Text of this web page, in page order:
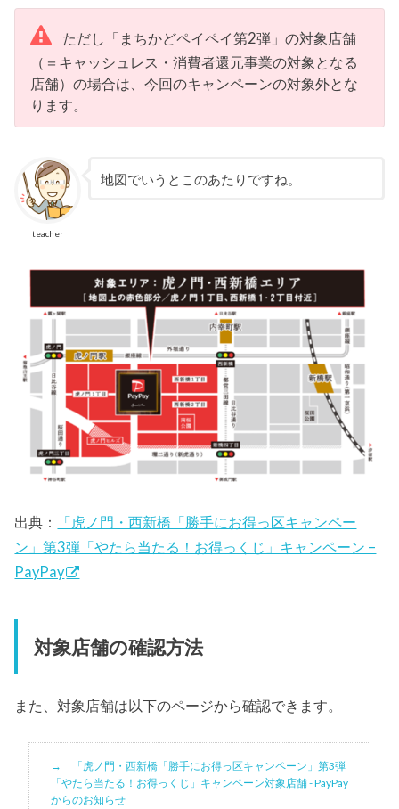
ただし「まちかどペイペイ第2弾」の対象店舗
（＝キャッシュレス・消費者還元事業の対象となる
店舗）の場合は、今回のキャンペーンの対象外とな
ります。
teacher
地図でいうとこのあたりですね。
出典：
「虎ノ門・西新橋「勝手にお得っ区キャンペー
ン」第3弾「やたら当たる！お得っくじ」キャンペーン –
PayPay
対象店舗の確認方法
また、対象店舗は以下のページから確認できます。
「虎ノ門・西新橋「勝手にお得っ区キャンペーン」第3弾
「やたら当たる！お得っくじ」キャンペーン対象店舗 - PayPay
からのお知らせ